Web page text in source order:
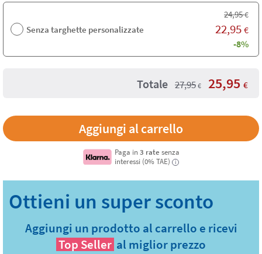
Senza targhette personalizzate
24,95€
22,95 €
-8%
Totale 27,95 € 25,95 €
Paga in 3 rate senza
interessi (0% TAE)
i
Aggiungi un prodotto al carrello e ricevi
Top Seller al miglior prezzo